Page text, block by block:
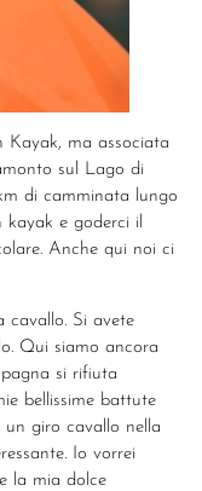
Kayak, ma associata
sul Lago di
di camminata lungo
kayak e goderci il
Anche qui noi ci
cavallo. Si avete
Qui siamo ancora
si rifiuta
bellissime battute
giro cavallo nella
Io vorrei
la mia dolce